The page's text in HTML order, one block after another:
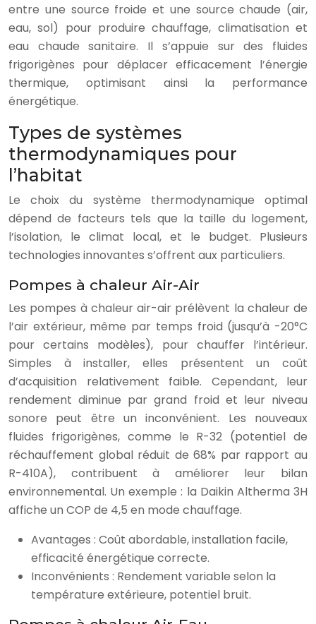
entre une source froide et une source chaude (air,
eau, sol) pour produire chauffage, climatisation et
eau chaude sanitaire. Il s’appuie sur des fluides
frigorigènes pour déplacer efficacement l’énergie
thermique, optimisant ainsi la performance
énergétique.
Types de systèmes
thermodynamiques pour
l’habitat
Le choix du système thermodynamique optimal
dépend de facteurs tels que la taille du logement,
l’isolation, le climat local, et le budget. Plusieurs
technologies innovantes s’offrent aux particuliers.
Pompes à chaleur Air-Air
Les pompes à chaleur air-air prélèvent la chaleur de
l’air extérieur, même par temps froid (jusqu’à -20°C
pour certains modèles), pour chauffer l’intérieur.
Simples à installer, elles présentent un coût
d’acquisition relativement faible. Cependant, leur
rendement diminue par grand froid et leur niveau
sonore peut être un inconvénient. Les nouveaux
fluides frigorigènes, comme le R-32 (potentiel de
réchauffement global réduit de 68% par rapport au
R-410A), contribuent à améliorer leur bilan
environnemental. Un exemple : la Daikin Altherma 3H
affiche un COP de 4,5 en mode chauffage.
Avantages : Coût abordable, installation facile,
efficacité énergétique correcte.
Inconvénients : Rendement variable selon la
température extérieure, potentiel bruit.